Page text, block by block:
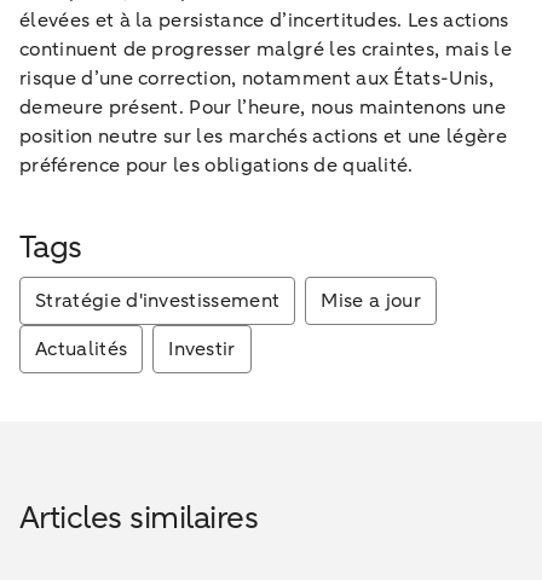
élevées et à la persistance d’incertitudes. Les actions
continuent de progresser malgré les craintes, mais le
risque d’une correction, notamment aux États-Unis,
demeure présent. Pour l’heure, nous maintenons une
position neutre sur les marchés actions et une légère
préférence pour les obligations de qualité.
Tags
Stratégie d'investissement
Mise a jour
Actualités
Investir
Articles similaires